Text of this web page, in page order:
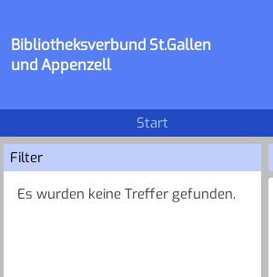
Bibliotheksverbund St.Gallen
und Appenzell
Start
Filter
Es wurden keine Treffer gefunden.